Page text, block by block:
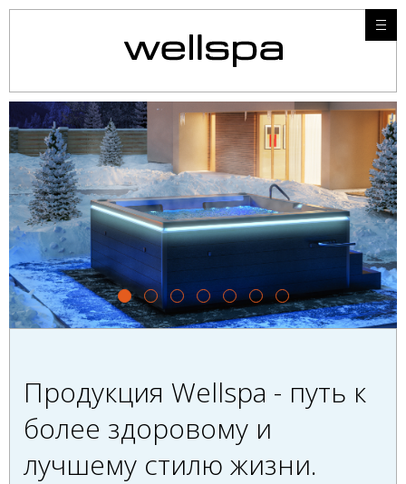
Продукция Wellspa - путь к
более здоровому и
лучшему стилю жизни.